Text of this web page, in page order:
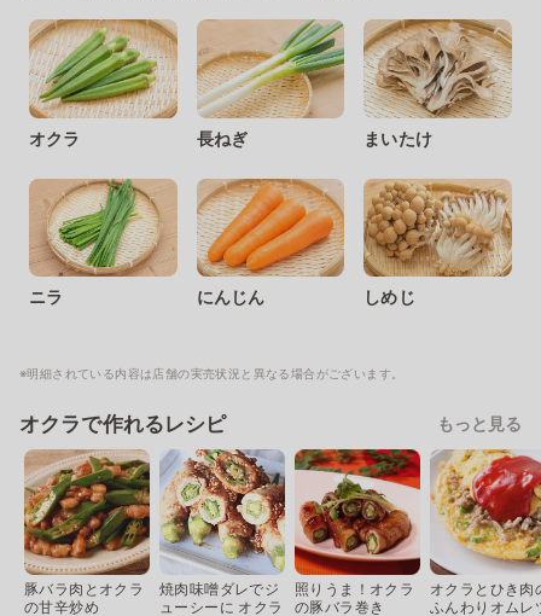
オクラ 長ねぎ まいたけ
ニラ にんじん しめじ
※明細されている内容は店舗の実売状況と異なる場合がございます。
オクラで作れるレシピ もっと見る
豚バラ肉とオクラ
の甘辛炒め
焼肉味噌ダレでジ
ューシーに オクラ
照りうま！オクラ
の豚バラ巻き
オクラとひき肉
ふんわりオムレ